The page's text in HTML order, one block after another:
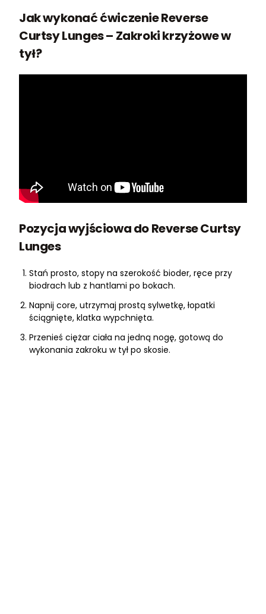
Jak wykonać ćwiczenie Reverse
Curtsy Lunges – Zakroki krzyżowe w
tył?
Pozycja wyjściowa do Reverse Curtsy
Lunges
Stań prosto, stopy na szerokość bioder, ręce przy
biodrach lub z hantlami po bokach.
Napnij core, utrzymaj prostą sylwetkę, łopatki
ściągnięte, klatka wypchnięta.
Przenieś ciężar ciała na jedną nogę, gotową do
wykonania zakroku w tył po skosie.